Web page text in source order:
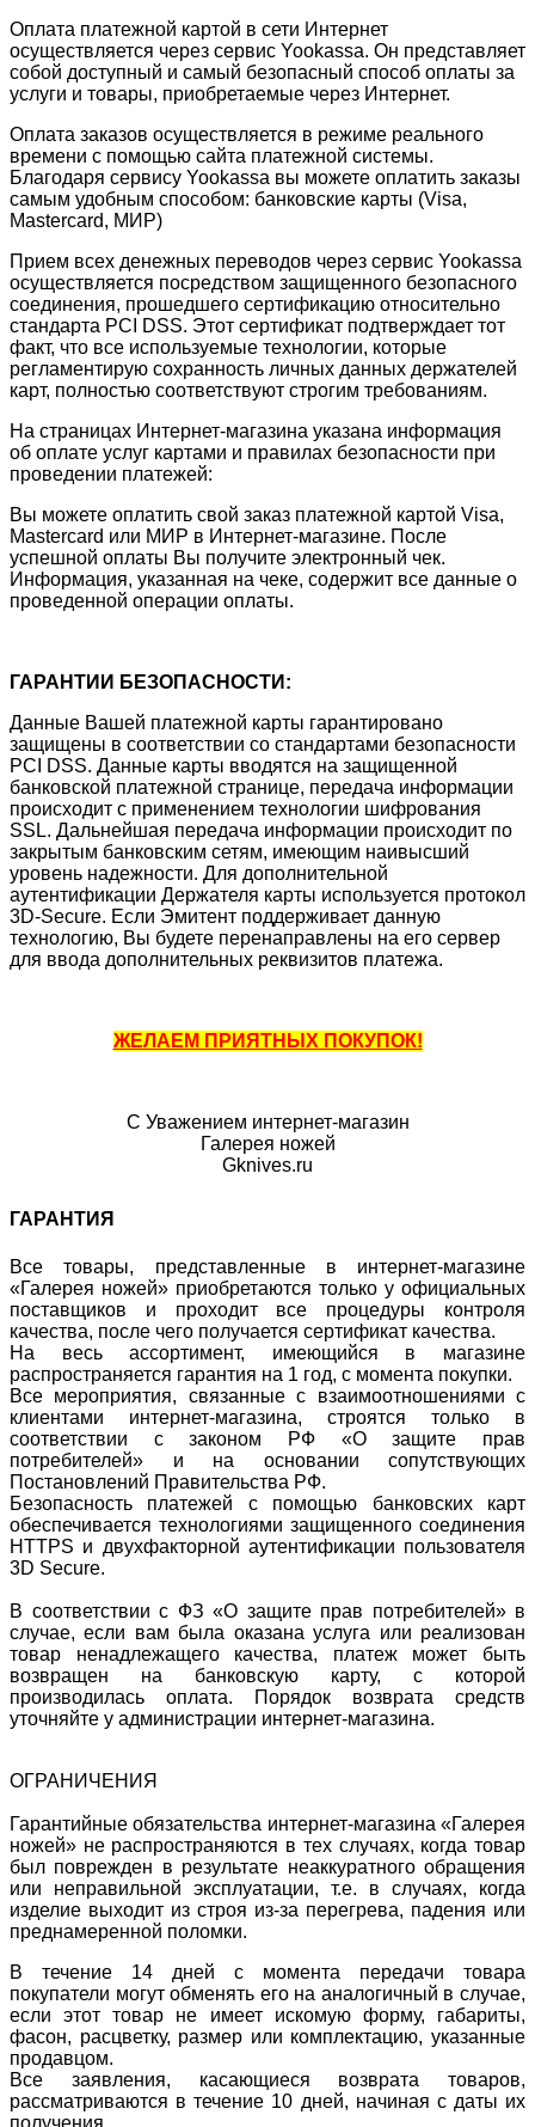
Оплата платежной картой в сети Интернет
осуществляется через сервис Yookassa. Он представляет
собой доступный и самый безопасный способ оплаты за
услуги и товары, приобретаемые через Интернет.
Оплата заказов осуществляется в режиме реального
времени с помощью сайта платежной системы.
Благодаря сервису Yookassa вы можете оплатить заказы
самым удобным способом: банковские карты (Visa,
Mastercard, МИР)
Прием всех денежных переводов через сервис Yookassa
осуществляется посредством защищенного безопасного
соединения, прошедшего сертификацию относительно
стандарта PCI DSS. Этот сертификат подтверждает тот
факт, что все используемые технологии, которые
регламентирую сохранность личных данных держателей
карт, полностью соответствуют строгим требованиям.
На страницах Интернет-магазина указана информация
об оплате услуг картами и правилах безопасности при
проведении платежей:
Вы можете оплатить свой заказ платежной картой Visa,
Mastercard или МИР в Интернет-магазине. После
успешной оплаты Вы получите электронный чек.
Информация, указанная на чеке, содержит все данные о
проведенной операции оплаты.
ГАРАНТИИ БЕЗОПАСНОСТИ:
Данные Вашей платежной карты гарантировано
защищены в соответствии со стандартами безопасности
PCI DSS. Данные карты вводятся на защищенной
банковской платежной странице, передача информации
происходит с применением технологии шифрования
SSL. Дальнейшая передача информации происходит по
закрытым банковским сетям, имеющим наивысший
уровень надежности. Для дополнительной
аутентификации Держателя карты используется протокол
3D-Secure. Если Эмитент поддерживает данную
технологию, Вы будете перенаправлены на его сервер
для ввода дополнительных реквизитов платежа.
ЖЕЛАЕМ ПРИЯТНЫХ ПОКУПОК!
С Уважением интернет-магазин
Галерея ножей
Gknives.ru
ГАРАНТИЯ
Все товары, представленные в интернет-магазине
«Галерея ножей» приобретаются только у официальных
поставщиков и проходит все процедуры контроля
качества, после чего получается сертификат качества.
На весь ассортимент, имеющийся в магазине
распространяется гарантия на 1 год, с момента покупки.
Все мероприятия, связанные с взаимоотношениями с
клиентами интернет-магазина, строятся только в
соответствии с законом РФ «О защите прав
потребителей» и на основании сопутствующих
Постановлений Правительства РФ.
Безопасность платежей с помощью банковских карт
обеспечивается технологиями защищенного соединения
HTTPS и двухфакторной аутентификации пользователя
3D Secure.
В соответствии с ФЗ «О защите прав потребителей» в
случае, если вам была оказана услуга или реализован
товар ненадлежащего качества, платеж может быть
возвращен на банковскую карту, с которой
производилась оплата. Порядок возврата средств
уточняйте у администрации интернет-магазина.
ОГРАНИЧЕНИЯ
Гарантийные обязательства интернет-магазина «Галерея
ножей» не распространяются в тех случаях, когда товар
был поврежден в результате неаккуратного обращения
или неправильной эксплуатации, т.е. в случаях, когда
изделие выходит из строя из-за перегрева, падения или
преднамеренной поломки.
В течение 14 дней с момента передачи товара
покупатели могут обменять его на аналогичный в случае,
если этот товар не имеет искомую форму, габариты,
фасон, расцветку, размер или комплектацию, указанные
продавцом.
Все заявления, касающиеся возврата товаров,
рассматриваются в течение 10 дней, начиная с даты их
получения.